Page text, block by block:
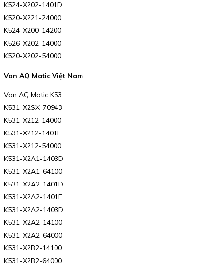
K524-X202-1401D
K520-X221-24000
K524-X200-14200
K526-X202-14000
K520-X202-54000
Van AQ Matic Việt Nam
Van AQ Matic K53
K531-X2SX-70943
K531-X212-14000
K531-X212-1401E
K531-X212-54000
K531-X2A1-1403D
K531-X2A1-64100
K531-X2A2-1401D
K531-X2A2-1401E
K531-X2A2-1403D
K531-X2A2-14100
K531-X2A2-64000
K531-X2B2-14100
K531-X2B2-64000